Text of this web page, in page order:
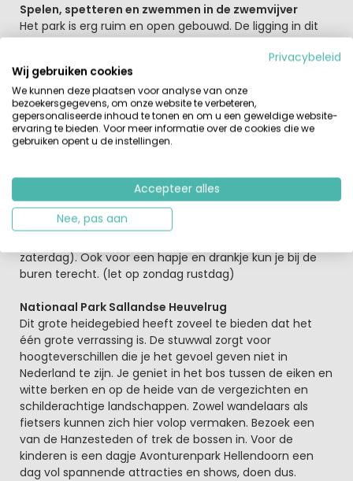
Spelen, spetteren en zwemmen in de zwemvijver
Het park is erg ruim en open gebouwd. De ligging in dit
prachtige natuurpark is werkelijk fantastisch. Gasten die
van rust, ruimte en natuur houden zullen het hier zeker
naar hun zin hebben. Centraal tussen de vakantiehuizen
ligt een recreatievijver met strandje. Dat wordt
zwemmen en vissen en lekker luieren op het strandje. De
natuur nodigt je van harte uit, huur een fiets, e-bike of
bakfiets en trek erop uit. Twente zal je verrassen en fiets
Het zwembad van de buren is overdekt en heeft een
apart peuterbad. De glijbaan en de waterval zullen voor
uren waterplezier zorgen. Voor nog meer pret zorgt het
zaterdag). Ook voor een hapje en drankje kun je bij de
buren terecht. (let op zondag rustdag)
Nationaal Park Sallandse Heuvelrug
Dit grote heidegebied heeft zoveel te bieden dat het
één grote verrassing is. De stuwwal zorgt voor
hoogteverschillen die je het gevoel geven niet in
Nederland te zijn. Je geniet in het bos tussen de eiken en
witte berken en op de heide van de vergezichten en
schilderachtige landschappen. Zowel wandelaars als
fietsers kunnen zich hier volop vermaken. Bezoek een
van de Hanzesteden of trek de bossen in. Voor de
kinderen is een dagje Avonturenpark Hellendoorn een
dag vol spannende attracties en shows, doen dus.
Privacybeleid
Wij gebruiken cookies
We kunnen deze plaatsen voor analyse van onze
bezoekersgegevens, om onze website te verbeteren,
gepersonaliseerde inhoud te tonen en om u een geweldige website-
ervaring te bieden. Voor meer informatie over de cookies die we
gebruiken opent u de instellingen.
Accepteer alles
Nee, pas aan